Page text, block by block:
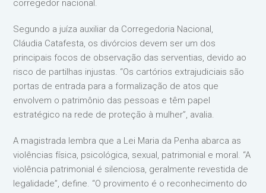
corregedor nacional.
Segundo a juíza auxiliar da Corregedoria Nacional,
Cláudia Catafesta, os divórcios devem ser um dos
principais focos de observação das serventias, devido ao
risco de partilhas injustas. “Os cartórios extrajudiciais são
portas de entrada para a formalização de atos que
envolvem o patrimônio das pessoas e têm papel
estratégico na rede de proteção à mulher”, avalia.
A magistrada lembra que a Lei Maria da Penha abarca as
violências física, psicológica, sexual, patrimonial e moral. “A
violência patrimonial é silenciosa, geralmente revestida de
legalidade”, define. “O provimento é o reconhecimento do